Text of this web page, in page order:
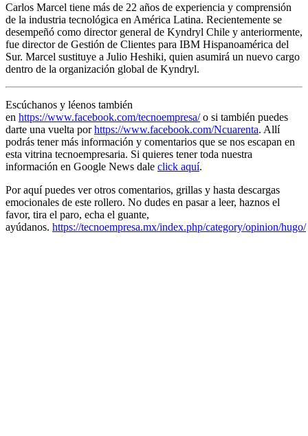
Carlos Marcel tiene más de 22 años de experiencia y comprensión
de la industria tecnológica en América Latina. Recientemente se
desempeñó como director general de Kyndryl Chile y anteriormente,
fue director de Gestión de Clientes para IBM Hispanoamérica del
Sur. Marcel sustituye a Julio Heshiki, quien asumirá un nuevo cargo
dentro de la organización global de Kyndryl.
Escúchanos y léenos también
en https://www.facebook.com/tecnoempresa/o si también puedes
darte una vuelta porhttps://www.facebook.com/Ncuarenta. Allí
podrás tener más información y comentarios que se nos escapan en
esta vitrina tecnoempresaria. Si quieres tener toda nuestra
información en Google News dale click aquí.
Por aquí puedes ver otros comentarios, grillas y hasta descargas
emocionales de este rollero. No dudes en pasar a leer, haznos el
favor, tira el paro, echa el guante,
ayúdanos. https://tecnoempresa.mx/index.php/category/opinion/hugo/